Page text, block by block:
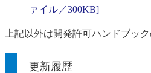
ァイル／300KB]
上記以外は開発許可ハンドブッ
更新履歴